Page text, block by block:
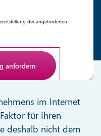
der angeforderten
im Internet
für Ihren
deshalb nicht dem